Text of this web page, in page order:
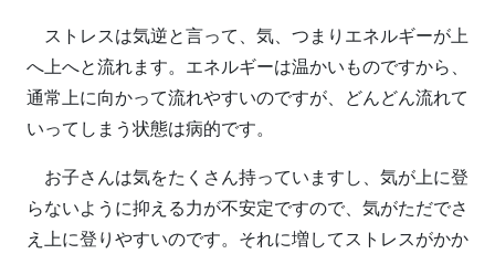
ストレスは気逆と言って、気、つまりエネルギーが上
へ上へと流れます。エネルギーは温かいものですから、
通常上に向かって流れやすいのですが、どんどん流れて
いってしまう状態は病的です。
お子さんは気をたくさん持っていますし、気が上に登
らないように抑える力が不安定ですので、気がただでさ
え上に登りやすいのです。それに増してストレスがかか